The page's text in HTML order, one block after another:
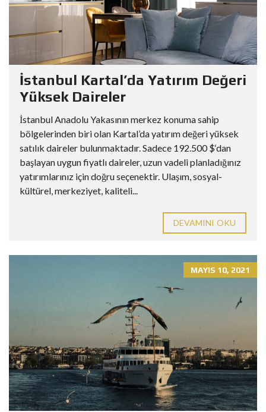
İstanbul Kartal’da Yatırım Değeri
Yüksek Daireler
İstanbul Anadolu Yakasının merkez konuma sahip
bölgelerinden biri olan Kartal’da yatırım değeri yüksek
satılık daireler bulunmaktadır. Sadece 192.500 $‘dan
başlayan uygun fiyatlı daireler, uzun vadeli planladığınız
yatırımlarınız için doğru seçenektir. Ulaşım, sosyal-
kültürel, merkeziyet, kaliteli...
DEVAMINI OKU
MAYIS 10, 2021